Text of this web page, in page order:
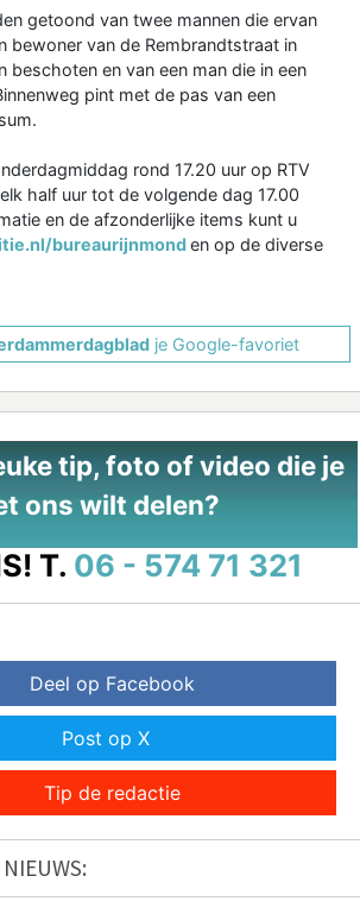
getoond van twee mannen die ervan
bewoner van de Rembrandtstraat in
beschoten en van een man die in een
pint met de pas van een
rond 17.20 uur op RTV
half uur tot de volgende dag 17.00
en de afzonderlijke items kunt u
bureaurijnmonden op de diverse
je Google-favoriet
tip, foto of video die je
ons wilt delen?
T. 06 - 574 71 321
Deel op Facebook
Post op X
Tip de redactie